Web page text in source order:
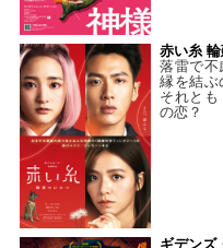
赤い糸
落雷で不
縁を結ぶ
それと
の恋？
ギデンズ